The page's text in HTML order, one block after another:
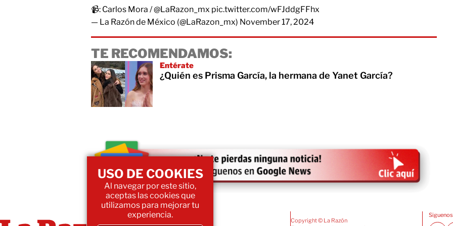
📹: Carlos Mora /@LaRazon_mx pic.twitter.com/wFJddgFFhx
— La Razón de México (@LaRazon_mx) November 17, 2024
TE RECOMENDAMOS:
Entérate
¿Quién es Prisma García, la hermana de Yanet García?
Copyright © La Razón
USO DE COOKIES
Al navegar por este sitio,
aceptas las cookies que
utilizamos para mejorar tu
experiencia.